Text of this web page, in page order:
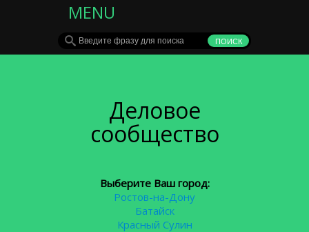
MENU
Деловое
сообщество
Выберите Ваш город:
Ростов-на-Дону
Батайск
Красный Сулин